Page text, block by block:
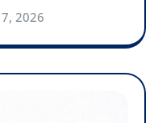
2026